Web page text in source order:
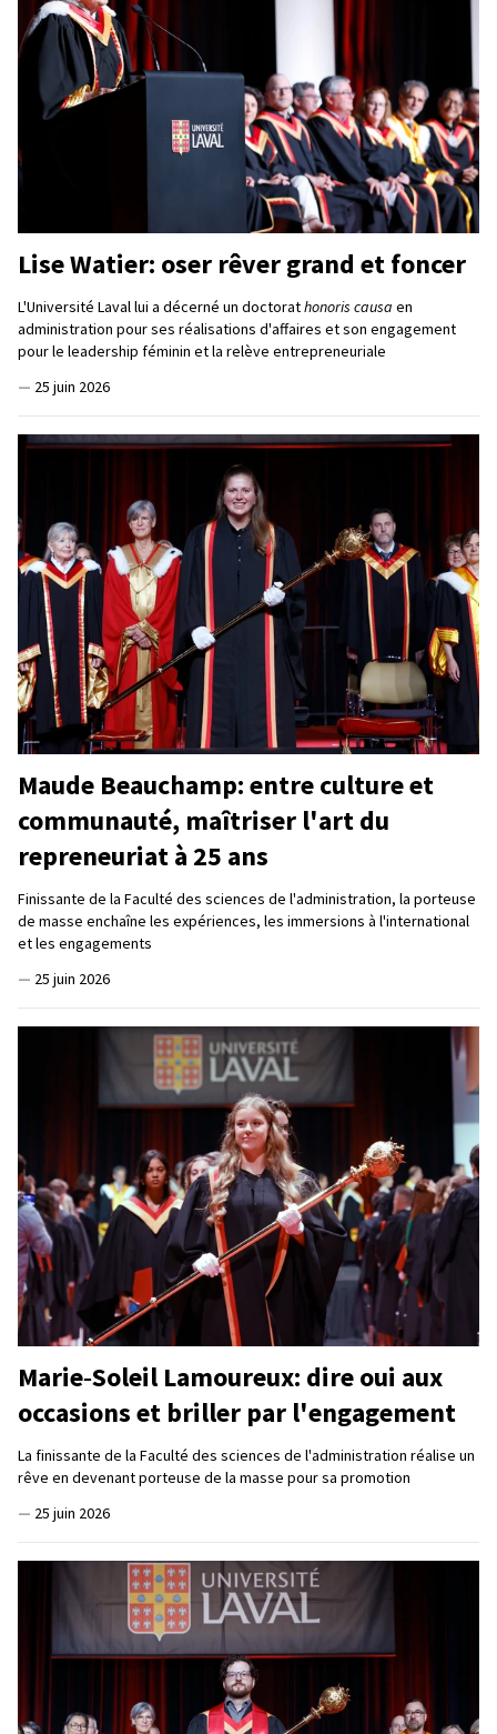
Lise Watier: oser rêver grand et foncer
L'Université Laval lui a décerné un doctorathonoris causa en
administration pour ses réalisations d'affaires et son engagement
pour le leadership féminin et la relève entrepreneuriale
— 25 juin 2026
Maude Beauchamp: entre culture et
communauté, maîtriser l'art du
repreneuriat à 25 ans
Finissante de la Faculté des sciences de l'administration, la porteuse
de masse enchaîne les expériences, les immersions à l'international
et les engagements
— 25 juin 2026
Marie‑Soleil Lamoureux: dire oui aux
occasions et briller par l'engagement
La finissante de la Faculté des sciences de l'administration réalise un
rêve en devenant porteuse de la masse pour sa promotion
— 25 juin 2026